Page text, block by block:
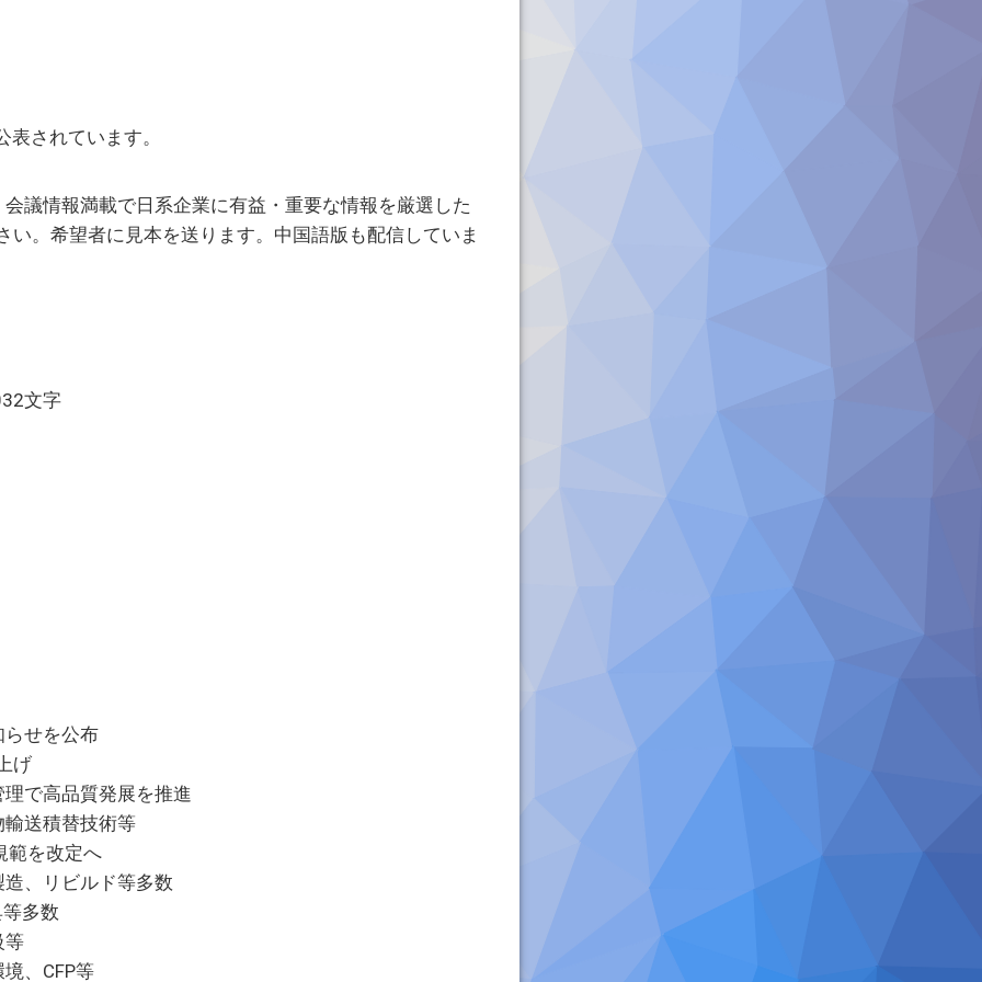
されています。
情報満載で日系企業に有益・重要な情報を厳選した
。希望者に見本を送ります。中国語版も配信していま
文字
せを公布
げ
で高品質発展を推進
送積替技術等
範を改定へ
、リビルド等多数
多数
等
、CFP等